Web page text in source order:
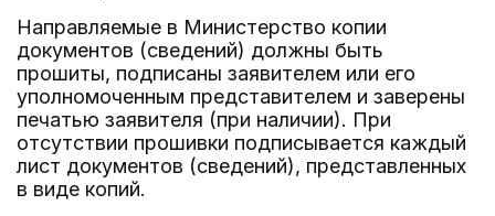
Направляемые в Министерство копии
документов (сведений) должны быть
прошиты, подписаны заявителем или его
уполномоченным представителем и заверены
печатью заявителя (при наличии). При
отсутствии прошивки подписывается каждый
лист документов (сведений), представленных
в виде копий.